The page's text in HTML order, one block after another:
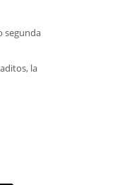
segunda
la